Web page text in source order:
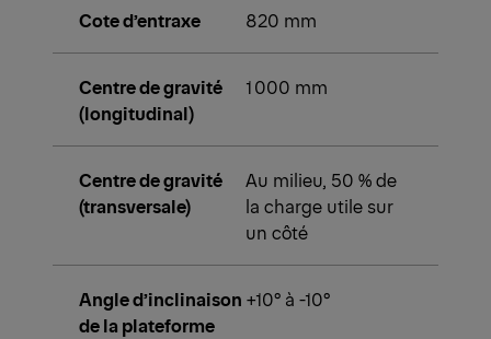
Cote d’entraxe 820 mm
Centre de gravité
(longitudinal)
1 000 mm
Centre de gravité
(transversale)
Au milieu, 50 % de
la charge utile sur
un côté
Angle d’inclinaison
de la plateforme
+10° à -10°